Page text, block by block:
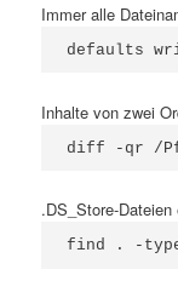
Immer alle
defaults
Inhalte von zwei
diff -qr /
.DS_Store-Dateien
find . -